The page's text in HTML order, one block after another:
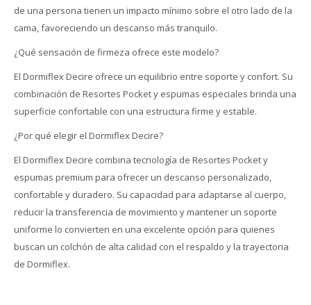
de una persona tienen un impacto mínimo sobre el otro lado de la
cama, favoreciendo un descanso más tranquilo.
¿Qué sensación de firmeza ofrece este modelo?
El Dormiflex Decire ofrece un equilibrio entre soporte y confort. Su
combinación de Resortes Pocket y espumas especiales brinda una
superficie confortable con una estructura firme y estable.
¿Por qué elegir el Dormiflex Decire?
El Dormiflex Decire combina tecnología de Resortes Pocket y
espumas premium para ofrecer un descanso personalizado,
confortable y duradero. Su capacidad para adaptarse al cuerpo,
reducir la transferencia de movimiento y mantener un soporte
uniforme lo convierten en una excelente opción para quienes
buscan un colchón de alta calidad con el respaldo y la trayectoria
de Dormiflex.